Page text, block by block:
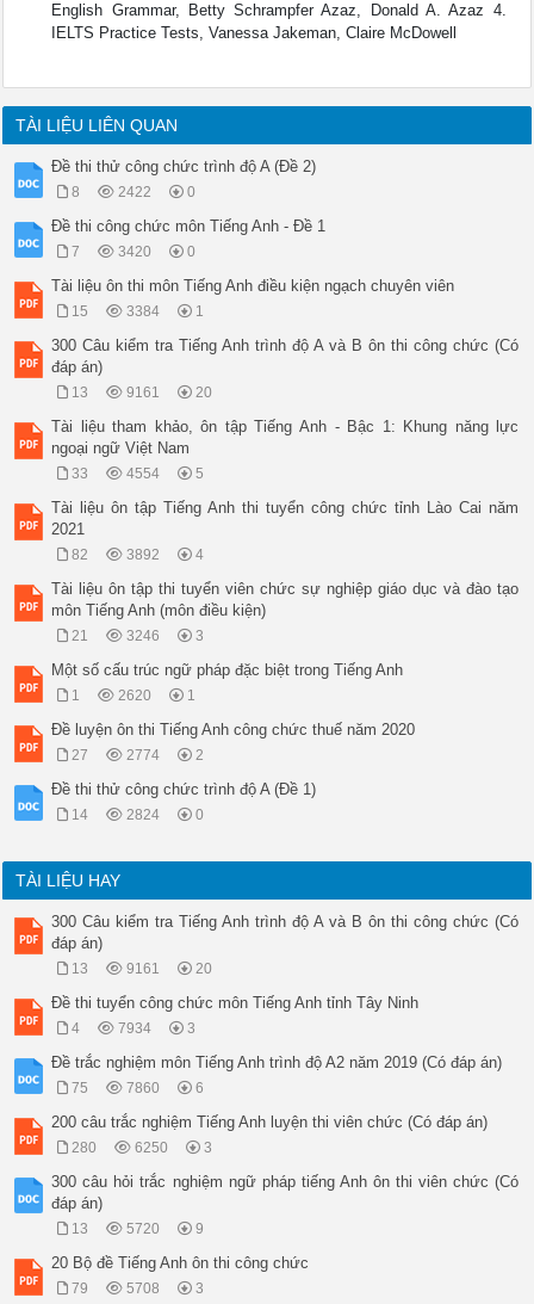
English Grammar, Betty Schrampfer Azaz, Donald A. Azaz 4.
IELTS Practice Tests, Vanessa Jakeman, Claire McDowell
TÀI LIỆU LIÊN QUAN
Đề thi thử công chức trình độ A (Đề 2)
8 2422 0
Đề thi công chức môn Tiếng Anh - Đề 1
7 3420 0
Tài liệu ôn thi môn Tiếng Anh điều kiện ngạch chuyên viên
15 3384 1
300 Câu kiểm tra Tiếng Anh trình độ A và B ôn thi công chức (Có
đáp án)
13 9161 20
Tài liệu tham khảo, ôn tập Tiếng Anh - Bậc 1: Khung năng lực
ngoại ngữ Việt Nam
33 4554 5
Tài liệu ôn tập Tiếng Anh thi tuyển công chức tỉnh Lào Cai năm
2021
82 3892 4
Tài liệu ôn tập thi tuyển viên chức sự nghiệp giáo dục và đào tạo
môn Tiếng Anh (môn điều kiện)
21 3246 3
Một số cấu trúc ngữ pháp đặc biệt trong Tiếng Anh
1 2620 1
Đề luyện ôn thi Tiếng Anh công chức thuế năm 2020
27 2774 2
Đề thi thử công chức trình độ A (Đề 1)
14 2824 0
TÀI LIỆU HAY
300 Câu kiểm tra Tiếng Anh trình độ A và B ôn thi công chức (Có
đáp án)
13 9161 20
Đề thi tuyển công chức môn Tiếng Anh tỉnh Tây Ninh
4 7934 3
Đề trắc nghiệm môn Tiếng Anh trình độ A2 năm 2019 (Có đáp án)
75 7860 6
200 câu trắc nghiệm Tiếng Anh luyện thi viên chức (Có đáp án)
280 6250 3
300 câu hỏi trắc nghiệm ngữ pháp tiếng Anh ôn thi viên chức (Có
đáp án)
13 5720 9
20 Bộ đề Tiếng Anh ôn thi công chức
79 5708 3